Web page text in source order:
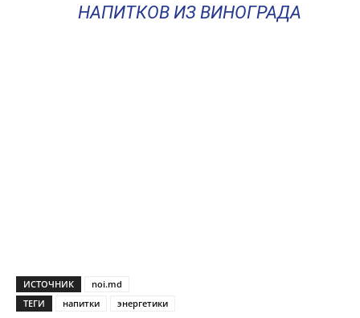
НАПИТКОВ ИЗ ВИНОГРАДА
ИСТОЧНИК
noi.md
ТЕГИ
напитки энергетики